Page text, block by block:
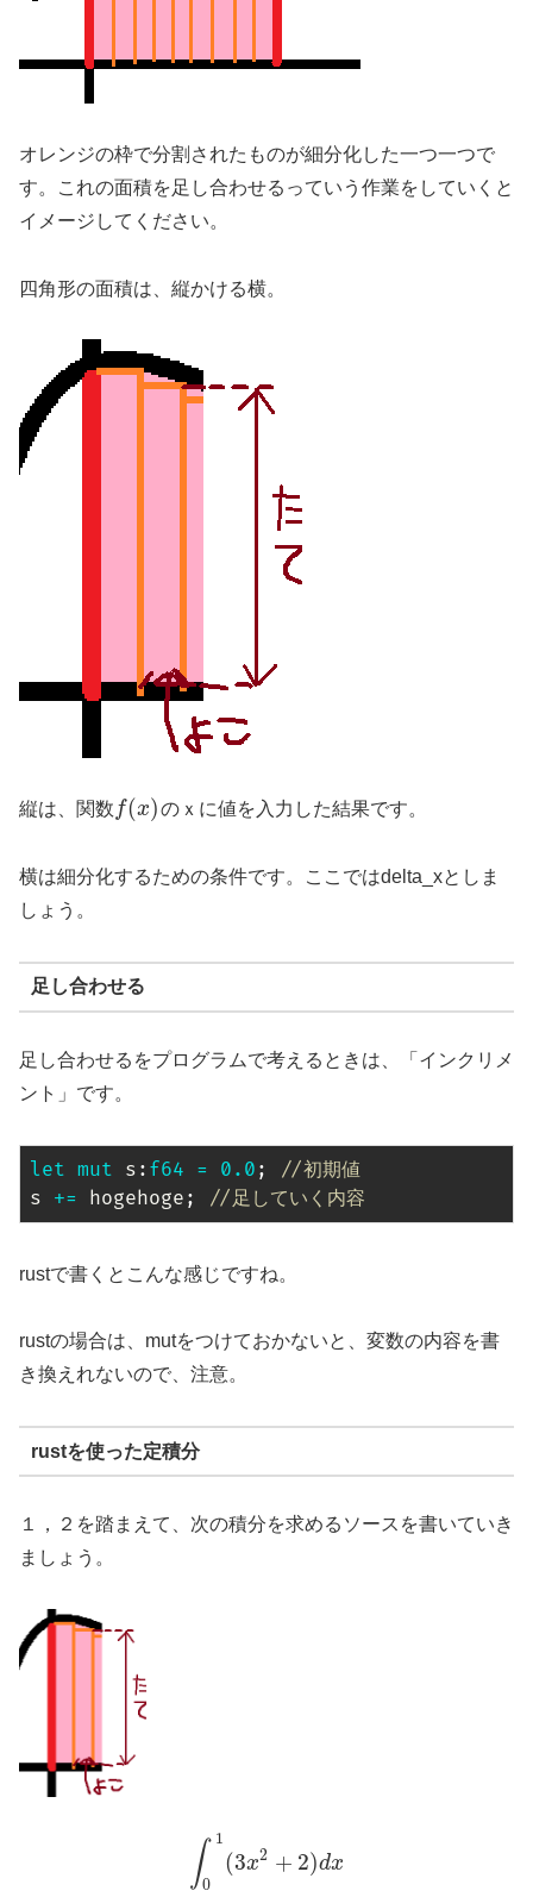
オレンジの枠で分割されたものが細分化した一つ一つで
す。これの面積を足し合わせるっていう作業をしていくと
イメージしてください。
四角形の面積は、縦かける横。
縦は、関数 f(x)のｘに値を入力した結果です。
横は細分化するための条件です。ここではdelta_xとしま
しょう。
足し合わせる
足し合わせるをプログラムで考えるときは、「インクリメ
ント」です。
let mut s : f64 = 0.0 ;
//初期値
s += hogehoge ; //足していく内容
rustで書くとこんな感じですね。
rustの場合は、mutをつけておかないと、変数の内容を書
き換えれないので、注意。
rustを使った定積分
１，２を踏まえて、次の積分を求めるソースを書いていき
ましょう。
∫ 1
0
(3x2 + 2)dx